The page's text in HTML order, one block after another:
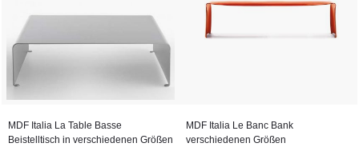
MDF Italia La Table Basse
Beistelltisch in verschiedenen Größen
MDF Italia Le Banc Bank
verschiedenen Größen